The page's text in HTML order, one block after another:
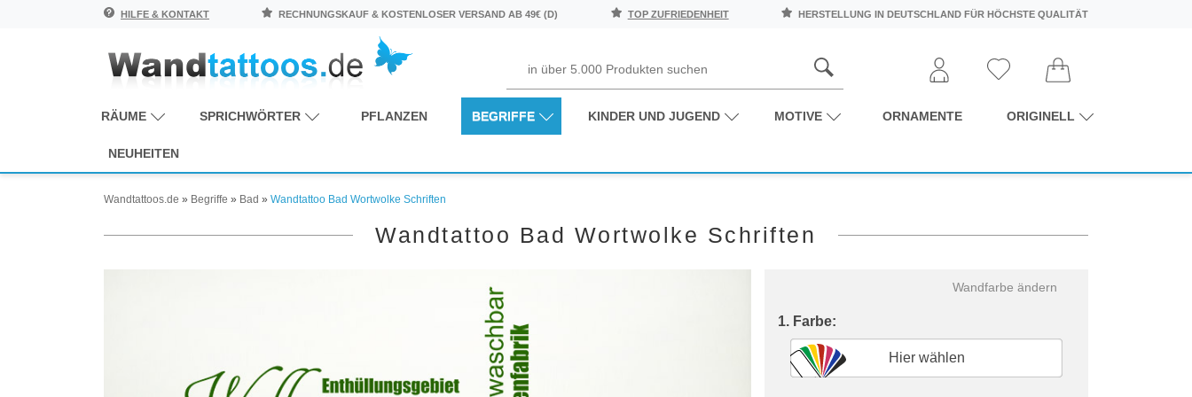
HILFE & KONTAKT RECHNUNGSKAUF & KOSTENLOSER VERSAND AB 49€ (D) TOP ZUFRIEDENHEIT HERSTELLUNG IN DEUTSCHLAND FÜR HÖCHSTE QUALITÄT
RÄUME SPRICHWÖRTER PFLANZEN BEGRIFFE KINDER UND JUGEND MOTIVE ORNAMENTE ORIGINELL
NEUHEITEN
Wandtattoos.de » Begriffe » Bad » Wandtattoo Bad Wortwolke Schriften
Wandtattoo Bad Wortwolke Schriften
Wandfarbe ändern
1. Farbe:
Hier wählen